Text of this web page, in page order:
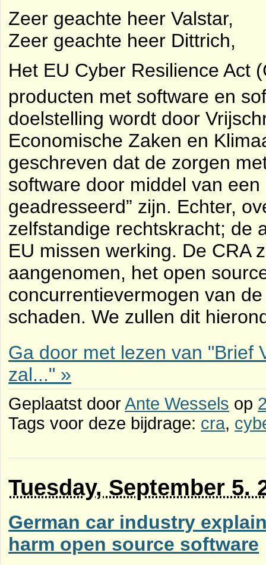
Zeer geachte heer Valstar,
Zeer geachte heer Dittrich,
Het EU Cyber Resilience Act
producten met software en
doelstelling wordt door
Economische Zaken en
geschreven dat de zorgen
software door middel van
geadresseerd” zijn. Echter,
zelfstandige rechtskracht; de
EU missen werking. De CRA
aangenomen, het open
concurrentievermogen van
schaden. We zullen dit
Ga door met lezen van "Brief
zal..." »
Geplaatst doorAnte Wessels op
Tags voor deze bijdrage: cra,
Tuesday, September 5.
German car industry
harm open source software